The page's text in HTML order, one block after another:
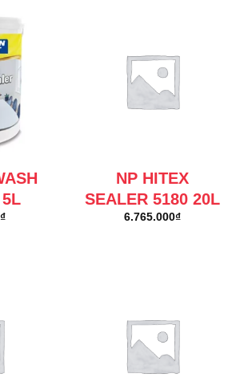
₫
NP HITEX
SEALER 5180 20L
6.765.000₫